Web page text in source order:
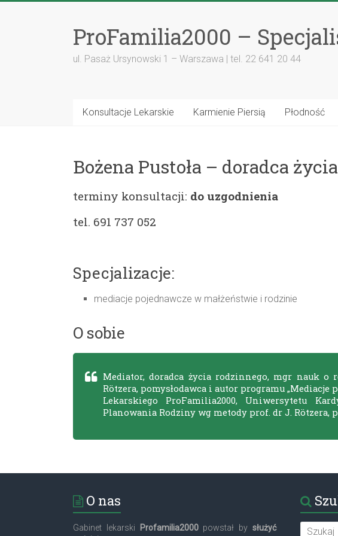
ProFamilia2000 –
ul. Pasaż Ursynowski 1 – Warszawa | tel. 22 641 20 44
Konsultacje Lekarskie Karmienie Piersią Płodność
Bożena Pustoła – doradca
terminy konsultacji: do uzgodnienia
tel. 691 737 052
Specjalizacje:
mediacje pojednawcze w małżeństwie i rodzinie
O sobie
Mediator, doradca życia rodzinnego, mgr nauk
Rötzera, pomysłodawca i autor programu
Lekarskiego ProFamilia2000, Uniwersytetu
Planowania Rodziny wg metody prof. dr J.
O nas
Gabinet lekarski Profamilia2000powstał by służyć